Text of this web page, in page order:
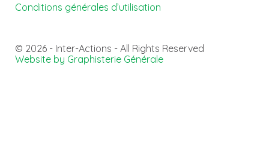
Conditions générales d’utilisation
© 2026 - Inter-Actions - All Rights Reserved
Website by Graphisterie Générale